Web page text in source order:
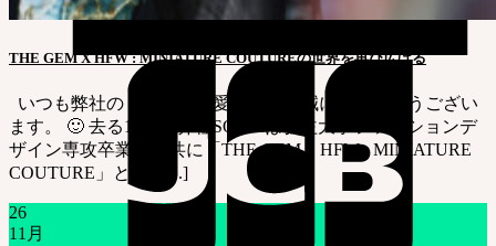
THE GEM X HFW : MINIATURE COUTUREの世界を再び広げる
いつも弊社のドールをご愛顧頂き、誠にありがとうござい
ます。 🙂 去る10月、弊社SOOMは弘益大学ファッションデ
ザイン専攻卒業生と共に「THE GEM × HFW : MINIATURE
COUTURE」と [...] [...]
26
11月